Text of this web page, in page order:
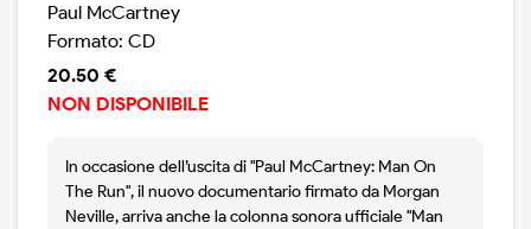
Paul McCartney
Formato: CD
20.50 €
NON DISPONIBILE
In occasione dell’uscita di "Paul McCartney: Man On
The Run", il nuovo documentario firmato da Morgan
Neville, arriva anche la colonna sonora ufficiale "Man